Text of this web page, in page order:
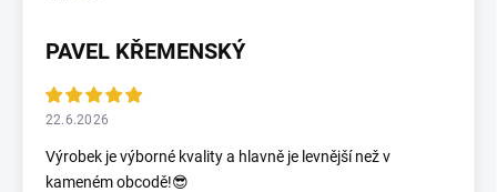
PAVEL KŘEMENSKÝ
22.6.2026
Výrobek je výborné kvality a hlavně je levnější než v
kameném obcodě!😎